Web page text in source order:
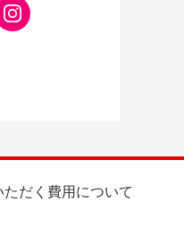
だく費用について